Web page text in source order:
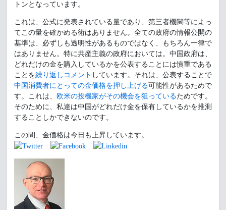
トンとなっています。
これは、公式に発表されている量であり、第三者機関等によっ
てこの量を確かめる術はありません。全ての政府の情報公開の
基準は、必ずしも透明性があるものではなく、もちろん一律で
はありません。特に共産主義の政府においては。中国政府は、
どれだけの金を購入しているかを公表することには慎重である
ことを繰り返しコメント しています。それは、公表することで
中国消費者にとっての金価格を押し上げる可能性があるためで
す。これは、 欧米の投機家がその機会を狙っているためです。
そのために、私達は中国がどれだけ金を保有しているかを推測
することしかできないのです。
この間、金価格は今日も上昇しています。